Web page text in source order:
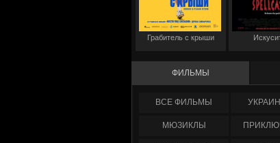
Грабитель с крыши
ФИЛЬМЫ
ФИЛЬМЫ
МЮЗИКЛЫ